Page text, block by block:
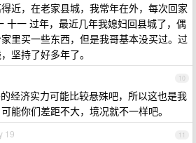
近，在老家县城，我常年在外，每次回家
十一 过年，最近几年我媳妇回县城了，偶
里买一些东西，但是我哥基本没买过。过
坚持了好多年了。
10
经济实力可能比较悬殊吧，所以这也是我
能你们差距不大，境况就不一样吧。
11
19